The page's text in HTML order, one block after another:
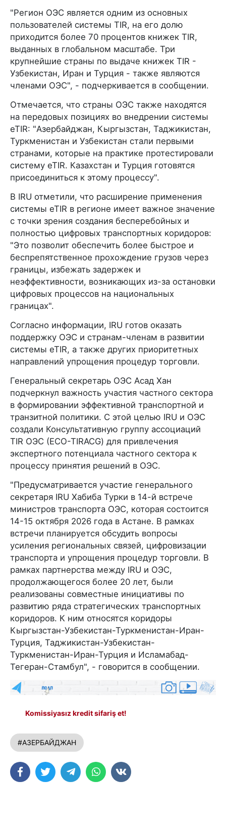
"Регион ОЭС является одним из основных
пользователей системы TIR, на его долю
приходится более 70 процентов книжек TIR,
выданных в глобальном масштабе. Три
крупнейшие страны по выдаче книжек TIR -
Узбекистан, Иран и Турция - также являются
членами ОЭС", - подчеркивается в сообщении.
Отмечается, что страны ОЭС также находятся
на передовых позициях во внедрении системы
eTIR: "Азербайджан, Кыргызстан, Таджикистан,
Туркменистан и Узбекистан стали первыми
странами, которые на практике протестировали
систему eTIR. Казахстан и Турция готовятся
присоединиться к этому процессу".
В IRU отметили, что расширение применения
системы eTIR в регионе имеет важное значение
с точки зрения создания бесперебойных и
полностью цифровых транспортных коридоров:
"Это позволит обеспечить более быстрое и
беспрепятственное прохождение грузов через
границы, избежать задержек и
неэффективности, возникающих из-за остановки
цифровых процессов на национальных
границах".
Согласно информации, IRU готов оказать
поддержку ОЭС и странам-членам в развитии
системы eTIR, а также других приоритетных
направлений упрощения процедур торговли.
Генеральный секретарь ОЭС Асад Хан
подчеркнул важность участия частного сектора
в формировании эффективной транспортной и
транзитной политики. С этой целью IRU и ОЭС
создали Консультативную группу ассоциаций
TIR ОЭС (ECO-TIRACG) для привлечения
экспертного потенциала частного сектора к
процессу принятия решений в ОЭС.
"Предусматривается участие генерального
секретаря IRU Хабиба Турки в 14-й встрече
министров транспорта ОЭС, которая состоится
14-15 октября 2026 года в Астане. В рамках
встречи планируется обсудить вопросы
усиления региональных связей, цифровизации
транспорта и упрощения процедур торговли. В
рамках партнерства между IRU и ОЭС,
продолжающегося более 20 лет, были
реализованы совместные инициативы по
развитию ряда стратегических транспортных
коридоров. К ним относятся коридоры
Кыргызстан-Узбекистан-Туркменистан-Иран-
Турция, Таджикистан-Узбекистан-
Туркменистан-Иран-Турция и Исламабад-
Тегеран-Стамбул", - говорится в сообщении.
Komissiyasız kredit sifariş et!
#АЗЕРБАЙДЖАН